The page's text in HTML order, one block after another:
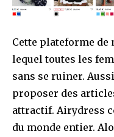
Cette plateforme
lequel toutes les
sans se ruiner.
proposer des
attractif. Airydress
du monde entier.